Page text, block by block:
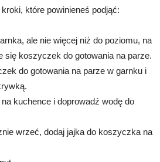
które powinieneś podjąć:
ale nie więcej niż do poziomu, na
się koszyczek do gotowania na parze.
do gotowania na parze w garnku i
kuchence i doprowadź wodę do
wrzeć, dodaj jajka do koszyczka na